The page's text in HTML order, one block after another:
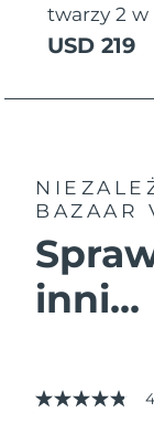
twarzy 2 w
USD 219
BAZAAR
inni...
4.8